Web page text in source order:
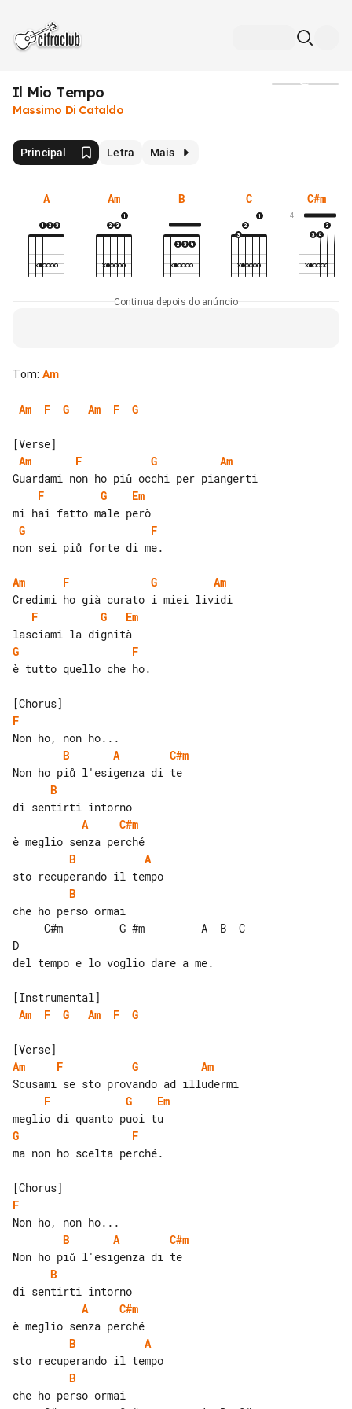
Il Mio Tempo
Massimo Di Cataldo
Principal Letra Mais
A Am B C C#m
4
Continua depois do anúncio
Tom: Am
Am F G Am F G
Am
F G
Am
F
G
Em
G
F
non sei piů forte di me.
Am F G
Am
F
G
Em
G
F
è tutto quello che ho.
F
B
A
C#m
B
A
C#m
B
A
B
D
del tempo e lo voglio dare a me.
Am
F G Am F G
Am
F G
Am
F
G
Em
G
F
ma non ho scelta perché.
F
B
A
C#m
B
A
C#m
B
A
B
che ho perso ormai